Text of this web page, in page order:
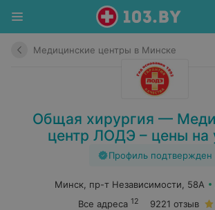
Медицинские центры в Минске
Общая хирургия —
центр ЛОДЭ – цены на
Профиль подтвержден
Минск, пр-т Независимости, 58А
Все адреса 12 9221 отзыв